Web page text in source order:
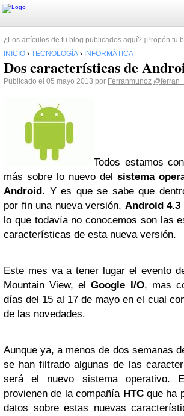
¿Los artículos de tu blog publicados aquí? ¡Propón tu
INICIO › TECNOLOGÍA › INFORMÁTICA
Dos características de
Publicado el 05 mayo 2013 por Ferranmunoz
Todos estamos
más sobre lo nuevo del sistema
Android. Y es que se sabe que
por fin una nueva versión, Android 4.3
lo que todavía no conocemos son las
características de esta nueva versión.
Este mes va a tener lugar el evento
Mountain View, elGoogle I/O, mas
días del 15 al 17 de mayo en el cual
de las novedades.
Aunque ya, a menos de dos semanas
se han filtrado algunas de las
será el nuevo sistema operativo.
provienen de la compañía HTCque ha
datos sobre estas nuevas